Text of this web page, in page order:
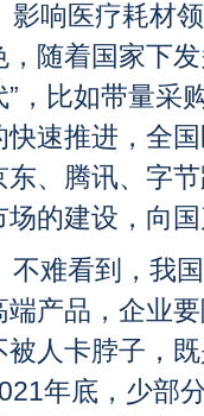
影响医疗耗材
，随着国家下
”，比如带量采
快速推进，全
东、腾讯、字
场的建设，向
不难看到，我
端产品，企业
被人卡脖子，
年底，少部